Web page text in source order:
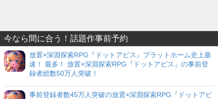
今なら間に合う！話題作事前予約
放置×深淵探索RPG『ドットアビス』プラットホーム史上最
速！ 最多！ 放置×深淵探索RPG『ドットアビス』の事前登
録者総数50万人突破！
事前登録者数45万人突破の放置×深淵探索RPG『ドットアビ